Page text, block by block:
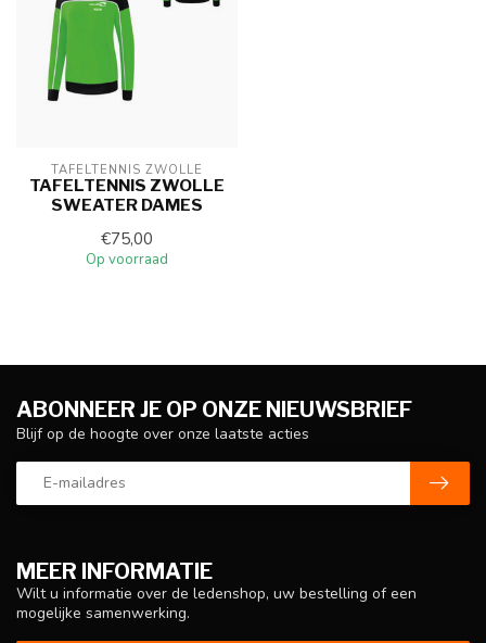
TAFELTENNIS ZWOLLE
TAFELTENNIS ZWOLLE
SWEATER DAMES
€75,00
Op voorraad
MEER INFORMATIE
Wilt u informatie over de ledenshop, uw bestelling of een
mogelijke samenwerking.
ABONNEER JE OP ONZE NIEUWSBRIEF
Blijf op de hoogte over onze laatste acties